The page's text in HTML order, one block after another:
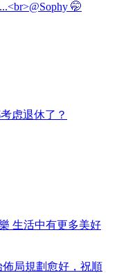
🤭
虑退休了？
生活中有更多美好
局規劃愈好，祝順